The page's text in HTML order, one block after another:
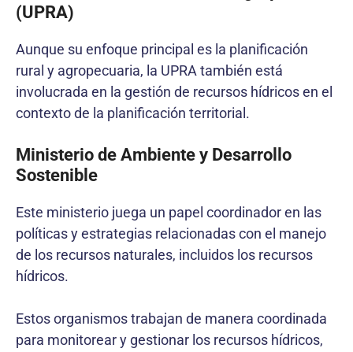
(UPRA)
Aunque su enfoque principal es la planificación
rural y agropecuaria, la UPRA también está
involucrada en la gestión de recursos hídricos en el
contexto de la planificación territorial.
Ministerio de Ambiente y Desarrollo
Sostenible
Este ministerio juega un papel coordinador en las
políticas y estrategias relacionadas con el manejo
de los recursos naturales, incluidos los recursos
hídricos.
Estos organismos trabajan de manera coordinada
para monitorear y gestionar los recursos hídricos,